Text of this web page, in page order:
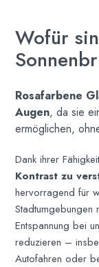
Wofür
Rosafarbene
Augen, da sie
ermöglichen,
Dank ihrer
Kontrast zu
hervorragend für
Stadtumgebungen
Entspannung bei
reduzieren –
Autofahren oder